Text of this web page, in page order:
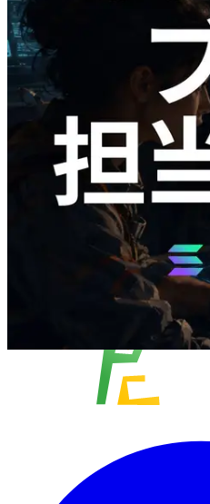
Validators Solutions
ナライザーを公開
ク生成時間と担当
この記事を読む
さらに読み込む